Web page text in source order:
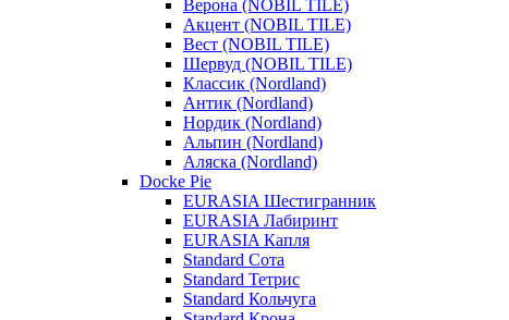
Верона (NOBIL TILE)
Акцент (NOBIL TILE)
Вест (NOBIL TILE)
Шервуд (NOBIL TILE)
Классик (Nordland)
Антик (Nordland)
Нордик (Nordland)
Альпин (Nordland)
Аляска (Nordland)
Docke Pie
EURASIA Шестигранник
EURASIA Лабиринт
EURASIA Капля
Standard Сота
Standard Тетрис
Standard Кольчуга